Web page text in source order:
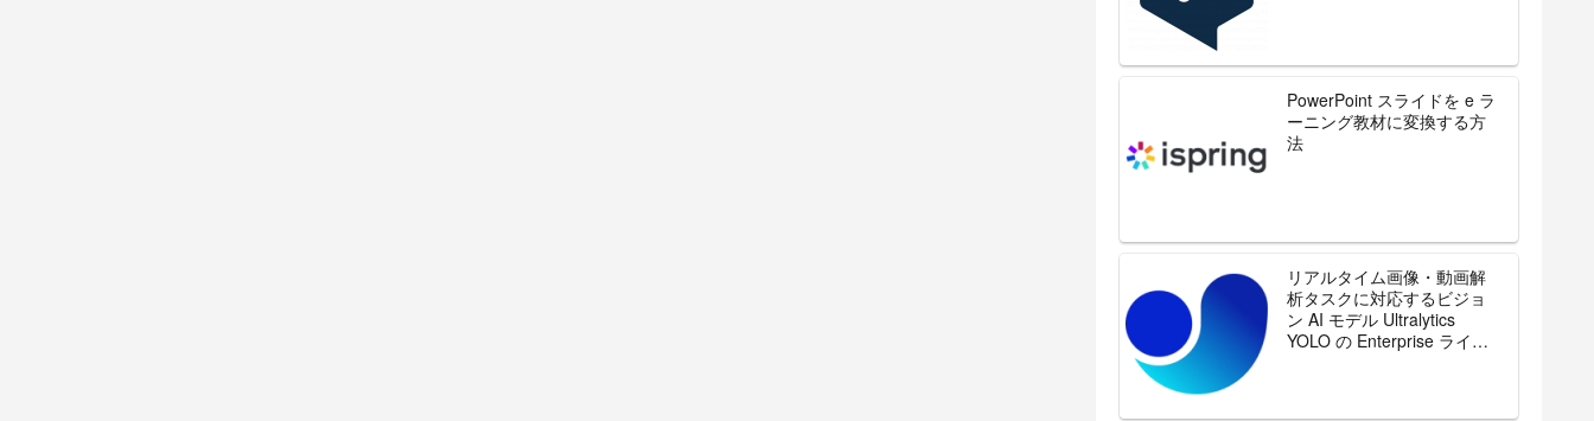
PowerPoint スライドを e ラ
ーニング教材に変換する方
法
リアルタイム画像・動画解
析タスクに対応するビジョ
ン AI モデル Ultralytics
YOLO の Enterprise ライセ